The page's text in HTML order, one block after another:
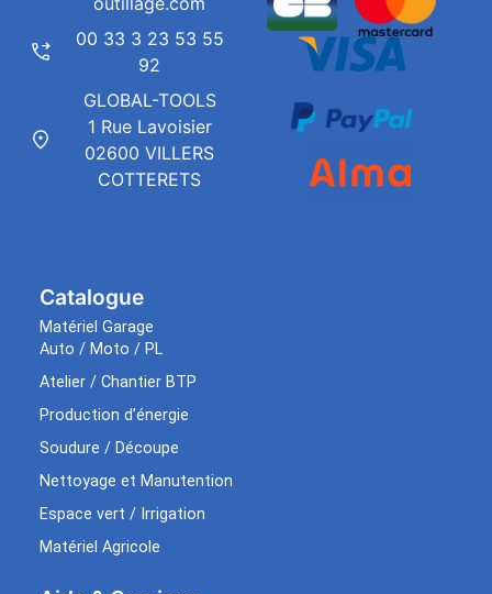
Catalogue
Matériel Garage
Auto / Moto / PL
Atelier / Chantier BTP
Production d’énergie
Soudure / Découpe
Nettoyage et Manutention
Espace vert / Irrigation
Matériel Agricole
00 33 3 23 53 55
92
GLOBAL-TOOLS
1 Rue Lavoisier
02600 VILLERS
COTTERETS